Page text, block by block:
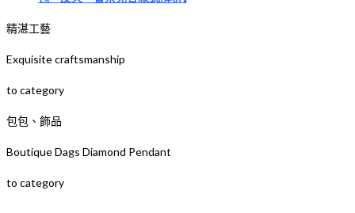
精湛工藝
Exquisite craftsmanship
to category
包包、飾品
Boutique Dags Diamond Pendant
to category